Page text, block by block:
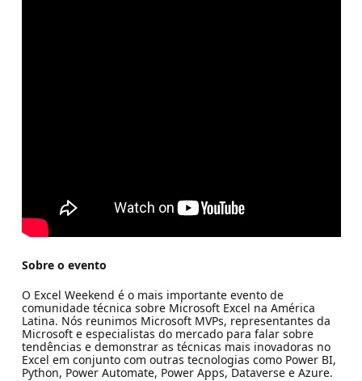
Sobre o evento
O Excel Weekend é o mais importante evento de
comunidade técnica sobre Microsoft Excel na América
Latina. Nós reunimos Microsoft MVPs, representantes da
Microsoft e especialistas do mercado para falar sobre
tendências e demonstrar as técnicas mais inovadoras no
Excel em conjunto com outras tecnologias como Power BI,
Python, Power Automate, Power Apps, Dataverse e Azure.